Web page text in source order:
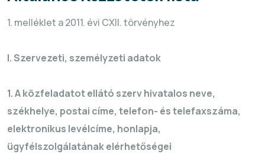
1. melléklet a 2011. évi CXII. törvényhez
I. Szervezeti, személyzeti adatok
1. A közfeladatot ellátó szerv hivatalos neve,
székhelye, postai címe, telefon- és telefaxszáma,
elektronikus levélcíme, honlapja,
ügyfélszolgálatának elérhetőségei